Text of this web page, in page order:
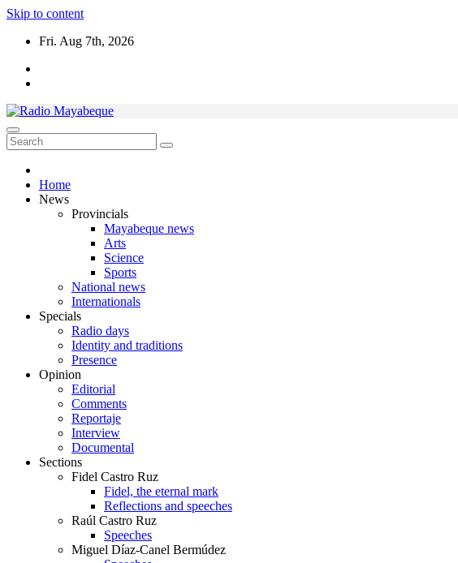
Skip to content
Fri. Aug 7th, 2026
Home
News
Provincials
Mayabeque news
Arts
Science
Sports
National news
Internationals
Specials
Radio days
Identity and traditions
Presence
Opinion
Editorial
Comments
Reportaje
Interview
Documental
Sections
Fidel Castro Ruz
Fidel, the eternal mark
Reflections and speeches
Raúl Castro Ruz
Speeches
Miguel Díaz-Canel Bermúdez